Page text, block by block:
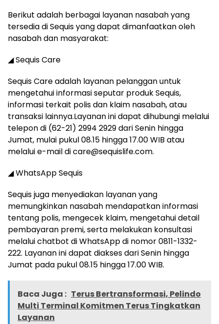
Berikut adalah berbagai layanan nasabah yang
tersedia di Sequis yang dapat dimanfaatkan oleh
nasabah dan masyarakat:
◢ Sequis Care
Sequis Care adalah layanan pelanggan untuk
mengetahui informasi seputar produk Sequis,
informasi terkait polis dan klaim nasabah, atau
transaksi lainnya.Layanan ini dapat dihubungi melalui
telepon di (62-21) 2994 2929 dari Senin hingga
Jumat, mulai pukul 08.15 hingga 17.00 WIB atau
melalui e-mail dicare@sequislife.com.
◢ WhatsApp Sequis
Sequis juga menyediakan layanan yang
memungkinkan nasabah mendapatkan informasi
tentang polis, mengecek klaim, mengetahui detail
pembayaran premi, serta melakukan konsultasi
melalui chatbot di WhatsApp di nomor 0811-1332-
222. Layanan ini dapat diakses dari Senin hingga
Jumat pada pukul 08.15 hingga 17.00 WIB.
Baca Juga : Terus Bertransformasi, Pelindo
Multi Terminal Komitmen Terus Tingkatkan
Layanan